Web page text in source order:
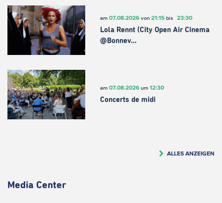
am 07.08.2026von 21:15bis 23:30
Lola Rennt (City Open Air Cinema
@Bonnev…
am 07.08.2026um 12:30
Concerts de midi
ALLES ANZEIGEN
Media Center